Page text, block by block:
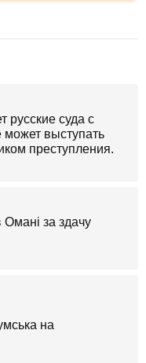
русские суда с
выступать
преступления.
Омані за здачу
на